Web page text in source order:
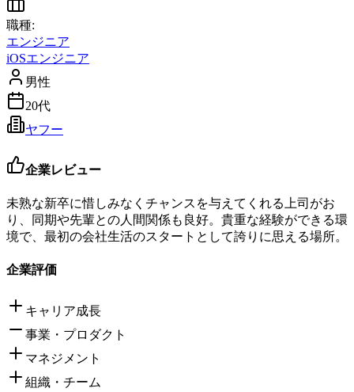
職種:
エンジニア
iOSエンジニア
男性
20代
ヤフー
企業レビュー
未熟な新卒に惜しみなくチャンスを与えてくれる上司がお
り、同期や先輩との人間関係も良好。貴重な経験ができる環
境で、最初の会社生活のスタートとして誇りに思える場所。
企業評価
キャリア成長
事業・プロダクト
マネジメント
組織・チーム